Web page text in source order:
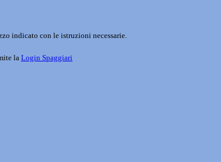
indicato con le istruzioni necessarie.
la Login Spaggiari